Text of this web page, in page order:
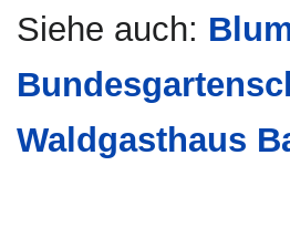
Siehe auch:
Waldgasthaus